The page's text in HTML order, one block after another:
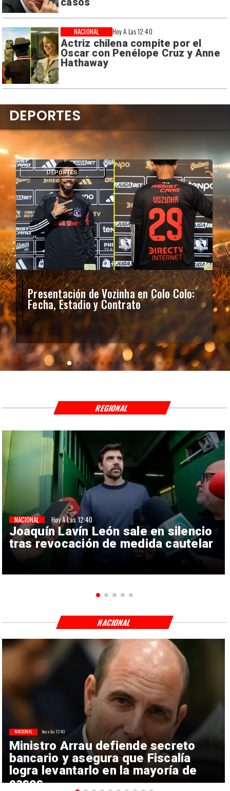
Hoy A Las 12:40
Actriz chilena compite por el
Oscar con Penélope Cruz y Anne
Hathaway
NACIONAL
Presentación de Vozinha en Colo Colo:
Fecha, Estadio y Contrato
DEPORTES
DEPORTES
Joaquín Lavín León sale en silencio
tras revocación de medida cautelar
NACIONAL Hoy A Las 12:40
REGIONAL
Ministro Arrau defiende secreto
bancario y asegura que Fiscalía
logra levantarlo en la mayoría de
casos
NACIONAL hoy a las 12:40
NACIONAL